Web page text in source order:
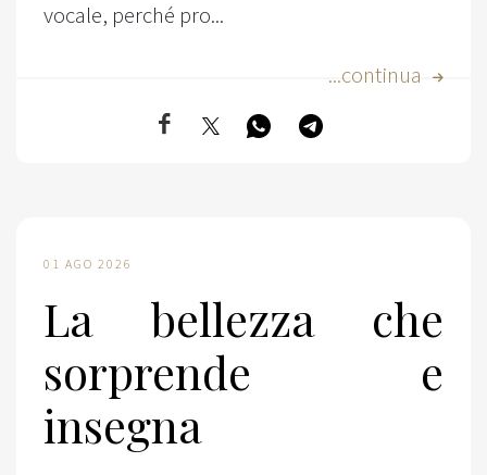
vocale, perché pro...
...continua
01 AGO 2026
La bellezza che
sorprende e
insegna